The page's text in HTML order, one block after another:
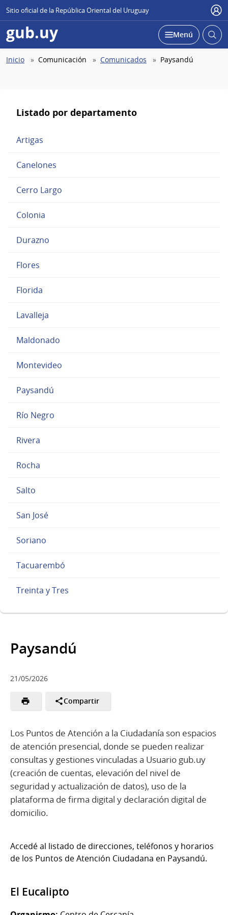
Sitio oficial de la República Oriental del Uruguay
gub.uy Abierta
Desplegar
Menú Abrir
Ruta
Inicio Comunicación Comunicados Paysandú
Listado por departamento
Artigas
Canelones
Cerro Largo
Colonia
Durazno
Flores
Florida
Lavalleja
Maldonado
Montevideo
Paysandú
Río Negro
Rivera
Rocha
Salto
San José
Soriano
Tacuarembó
Treinta y Tres
Paysandú
21/05/2026
Compartir
Los Puntos de Atención a la Ciudadanía son espacios
de atención presencial, donde se pueden realizar
consultas y gestiones vinculadas a Usuario gub.uy
(creación de cuentas, elevación del nivel de
seguridad y actualización de datos), uso de la
plataforma de firma digital y declaración digital de
domicilio.
Accedé al listado de direcciones, teléfonos y horarios
de los Puntos de Atención Ciudadana en Paysandú.
El Eucalipto